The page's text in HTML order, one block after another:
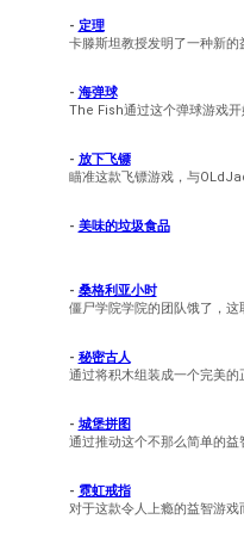
- 定理
卡滕斯坦教授发明了一种新的
- 海弹球
The Fish通过这个弹球游戏开
- 放下飞镖
瞄准这款飞镖游戏，与
- 美味的垃圾食品
- 桑格利亚小时
僵尸学院学院的团队饿了，这
- 秘密古人
通过将积木组装成一个完美的
- 城堡拼图
通过推动这个不那么简单的益
- 霓虹戒指
对于这款令人上瘾的益智游